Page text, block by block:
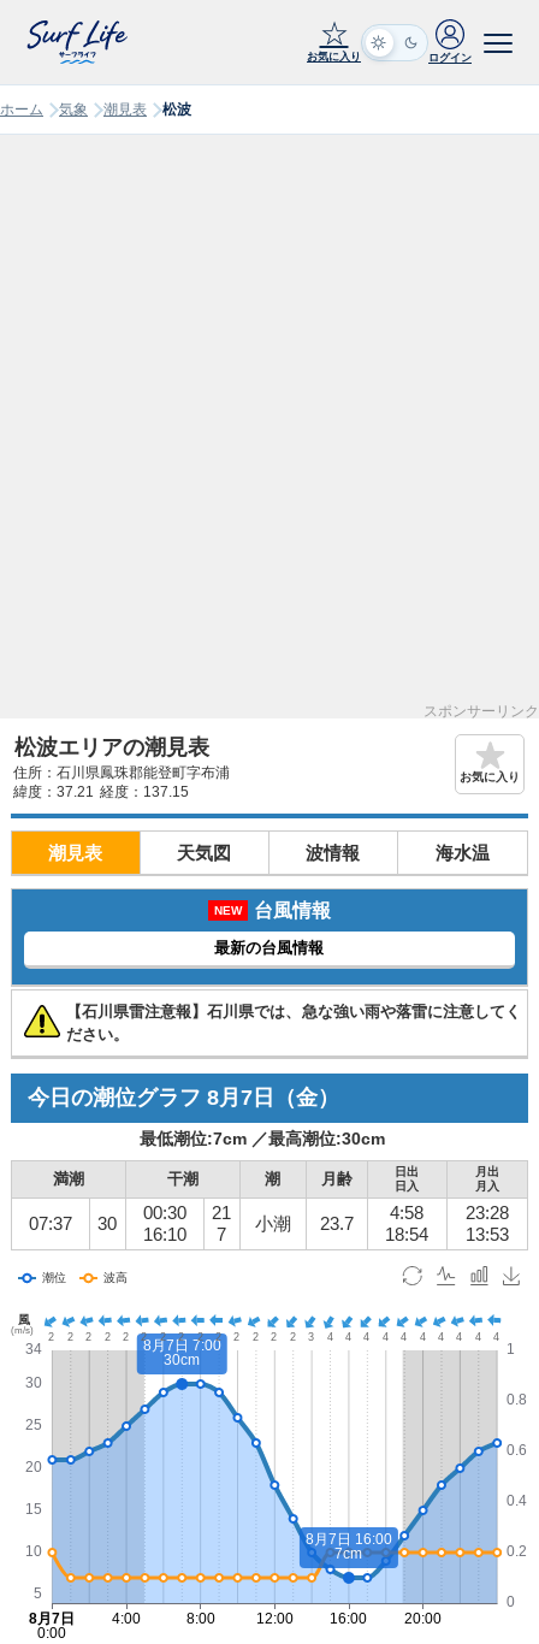
☆
お気に入り ログイン
ホーム 気象 潮見表 松波
スポンサーリンク
松波エリアの潮見表
住所：石川県鳳珠郡能登町字布浦
緯度：37.21 経度：137.15
お気に入り
潮見表 天気図 波情報 海水温
NEW 台風情報
最新の台風情報
【石川県雷注意報】石川県では、急な強い雨や落雷に注意してく
ださい。
今日の潮位グラフ 8月7日 （金）
最低潮位:7cm ／最高潮位:30cm
満潮 干潮 潮 月齢
日出
日入
月出
月入
07:37 30
00:30
16:10
21
7
小潮 23.7
4:58
18:54
23:28
13:53